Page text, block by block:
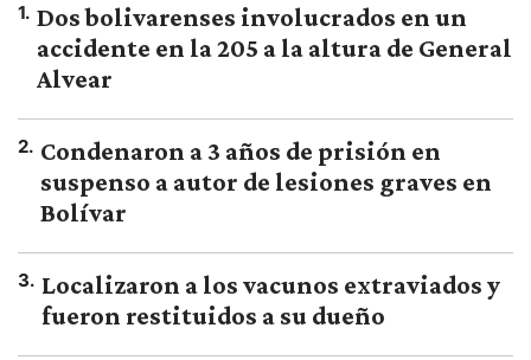
1. Dos bolivarenses involucrados en un
accidente en la 205 a la altura de General
Alvear
2. Condenaron a 3 años de prisión en
suspenso a autor de lesiones graves en
Bolívar
3. Localizaron a los vacunos extraviados y
fueron restituidos a su dueño